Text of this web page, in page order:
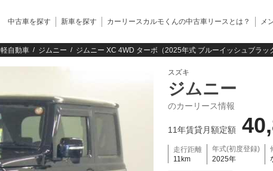
中古車を探す 新車を探す カーリースカルモくんの中古車リースとは？ メ
軽自動車 ジムニー ジムニー XC 4WD ターボ（2025年式 ブルーイッシュブラッ
スズキ
ジムニー
のカーリース情報
11年賃貸月額定額
走行距離
11km
年式(初度登録)
2025年